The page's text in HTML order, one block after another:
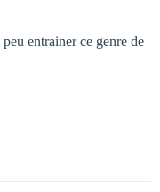
entrainer ce genre de